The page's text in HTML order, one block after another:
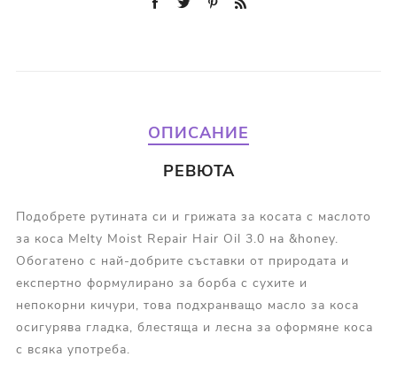
ОПИСАНИЕ
РЕВЮТА
Подобрете рутината си и грижата за косата с маслото
за коса Melty Moist Repair Hair Oil 3.0 на &honey.
Обогатено с най-добрите съставки от природата и
експертно формулирано за борба с сухите и
непокорни кичури, това подхранващо масло за коса
осигурява гладка, блестяща и лесна за оформяне коса
с всяка употреба.